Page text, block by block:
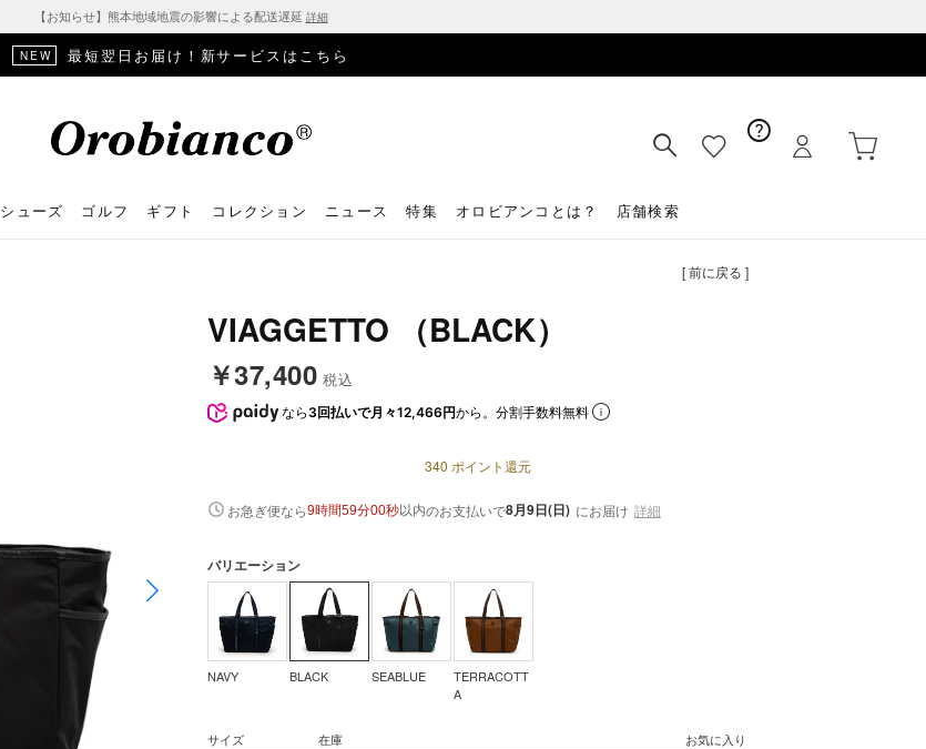
【お知らせ】熊本地域地震の影響による配送遅延 詳細
NEW 最短翌日お届け！新サービスはこちら
シューズ ゴルフ ギフト コレクション ニュース 特集 オロビアンコとは？ 店舗検索
[ 前に戻る ]
VIAGGETTO （BLACK）
￥37,400 税込
なら 3回払いで月々12,466円から。分割手数料無料
340 ポイント還元
お急ぎ便なら9時間58分59秒以内のお支払いで8月9日(日) にお届け 詳細
バリエーション
NAVY BLACK SEABLUE
TERRACOTT
A
サイズ 在庫 お気に入り